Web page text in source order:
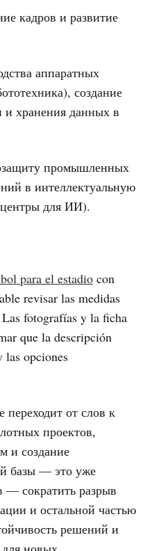
кадров и развитие
аппаратных
создание
и хранения данных в
промышленных
в интеллектуальную
для ИИ).
para el estadio con
revisar las medidas
fotografías y la ficha
que la descripción
las opciones
переходит от слов к
проектов,
и создание
базы — это уже
— сократить разрыв
и остальной частью
решений и